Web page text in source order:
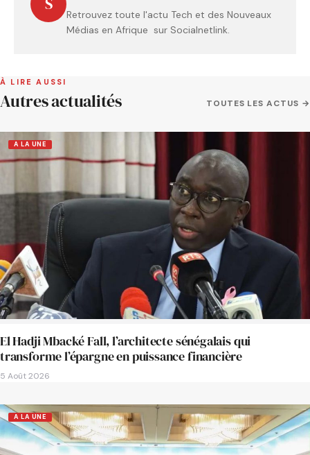
Retrouvez toute l'actu Tech et des Nouveaux
Médias en Afrique sur Socialnetlink.
À LIRE AUSSI
Autres actualités TOUTES LES ACTUS →
A LA UNE
El Hadji Mbacké Fall, l’architecte sénégalais qui
transforme l’épargne en puissance financière
5 Août 2026
A LA UNE